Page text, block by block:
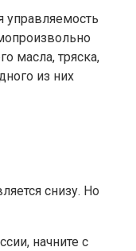
управляемость
масла, тряска,
из них
снизу. Но
начните с